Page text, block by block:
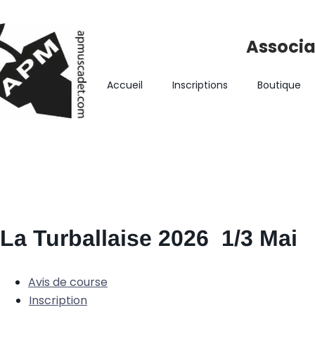
Accueil Inscriptions Boutique
La Turballaise 2026 1/3 Mai
Avis de course
Inscription